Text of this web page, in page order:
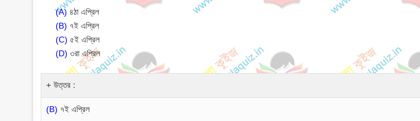
(A) ৪ঠা এপ্রিল
(B) ৭ই এপ্রিল
(C) ৫ই এপ্রিল
(D) ৩রা এপ্রিল
উত্তর :
(B) ৭ই এপ্রিল